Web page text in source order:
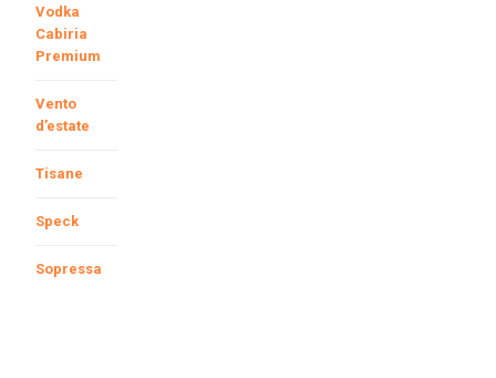
Vodka
Cabiria
Premium
Vento
d’estate
Tisane
Speck
Sopressa